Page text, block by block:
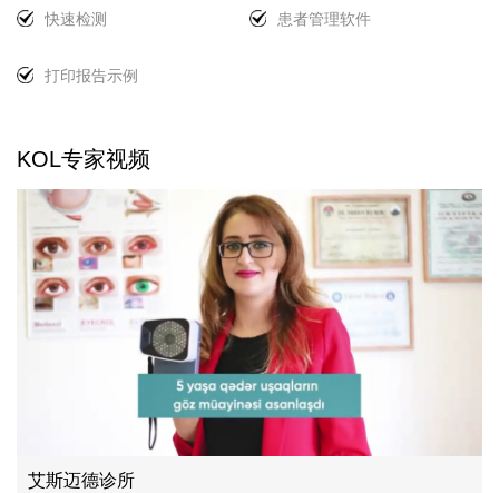
快速检测 患者管理软件
打印报告示例
• 远视（远视）
• 斜视（眼睛错位）
• 散光（视力模糊）
• 瞳孔大小不等（瞳孔大小不等）
以及由 MediWorks 开发的设备收集的图像和数据。 V100
打印报告示例
KOL专家视频
艾斯迈德诊所